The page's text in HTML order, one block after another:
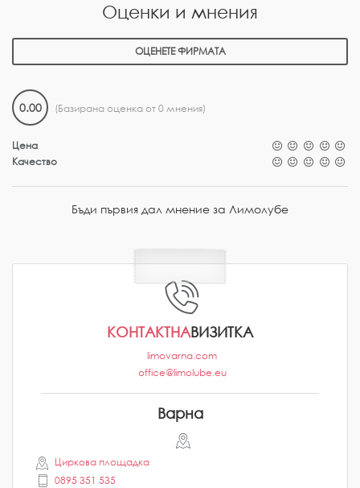
Оценки и мнения
ОЦЕНЕТЕ ФИРМАТА
0.00 (Базирана оценка от 0 мнения)
Цена
Качество
Бъди първия дал мнение за Лимолубе
КОНТАКТНАВИЗИТКА
limovarna.com
office@limolube.eu
Варна
Циркова площадка
0895 351 535